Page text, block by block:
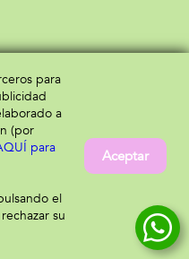
Atención al cliente
Envío y devolución
para
a
(por
para
el
su
Aceptar